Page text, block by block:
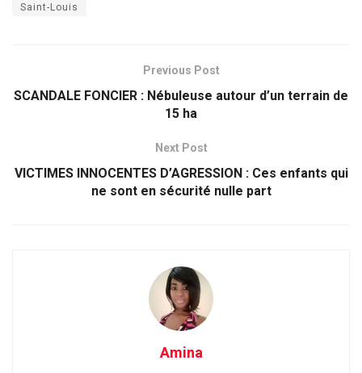
Saint-Louis
Previous Post
SCANDALE FONCIER : Nébuleuse autour d’un terrain de
15 ha
Next Post
VICTIMES INNOCENTES D’AGRESSION : Ces enfants qui
ne sont en sécurité nulle part
Amina